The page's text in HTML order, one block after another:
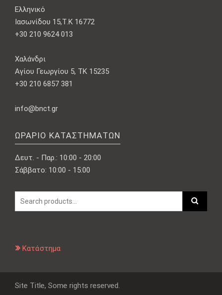
Ελληνικό
Ιασωνίδου 15,Τ.Κ 16772
+30 210 9624 013
Χαλάνδρι
Αγίου Γεωργίου 5, ΤΚ 15235
+30 210 6857 381
info@bnct.gr
ΩΡΆΡΙΟ ΚΑΤΑΣΤΗΜΆΤΩΝ
Δευτ. - Παρ.: 10:00 - 20:00
Σάββατο: 10:00 - 15:00
Κατάστημα
Site Title, Some rights reserved.